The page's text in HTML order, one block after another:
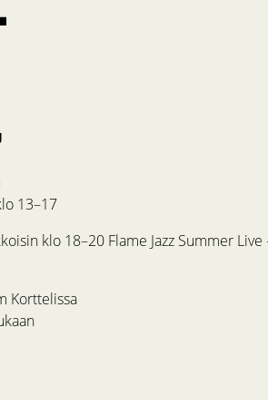
13–17
klo 18–20 Flame Jazz Summer
Korttelissa